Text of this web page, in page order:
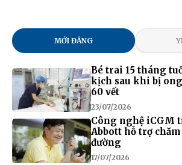
MỚI ĐĂNG
Bé trai 15 tháng
kịch sau khi bị
60 vết
23/07/2026
Công nghệ iCGM
Abbott hỗ trợ
đường
17/07/2026